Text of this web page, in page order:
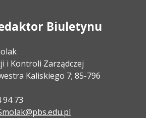
Biuletynu
i Kontroli Zarządczej
Kaliskiego 7; 85-796
94 73